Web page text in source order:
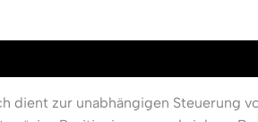
dient zur unabhängigen Steuerung